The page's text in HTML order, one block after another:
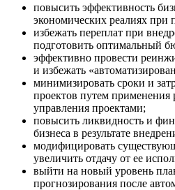
повысить эффективность
экономических реалиях при
избежать переплат при
подготовить оптимальный
эффективно провести
и избежать
минимизировать сроки и
проектов путем применения
управления проектами;
повысить ликвидность и
бизнеса в результате
модифицировать
увеличить отдачу от ее
выйти на новый уровень
прогнозирования после